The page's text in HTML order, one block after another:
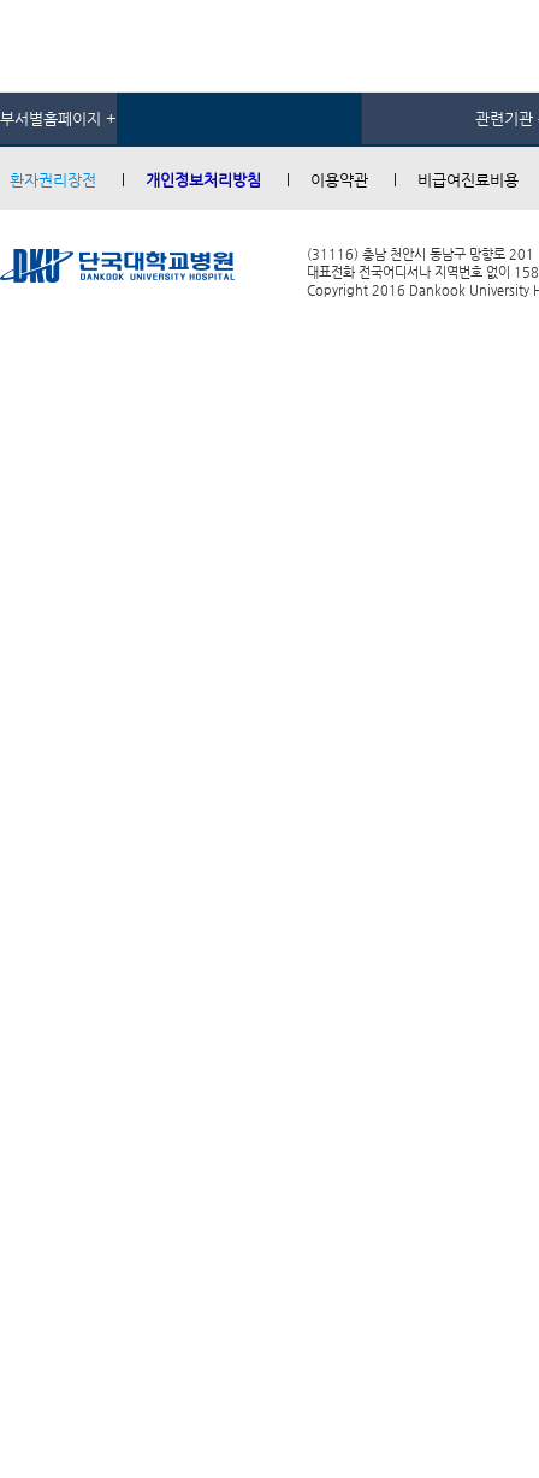
부서별홈페이지 + 관련기관
환자권리장전 개인정보처리방침 이용약관 비급여진료비용
(31116) 충남 천안시 동남구 망향로 201
대표전화 전국어디서나 지역번호 없이
Copyright 2016 Dankook University